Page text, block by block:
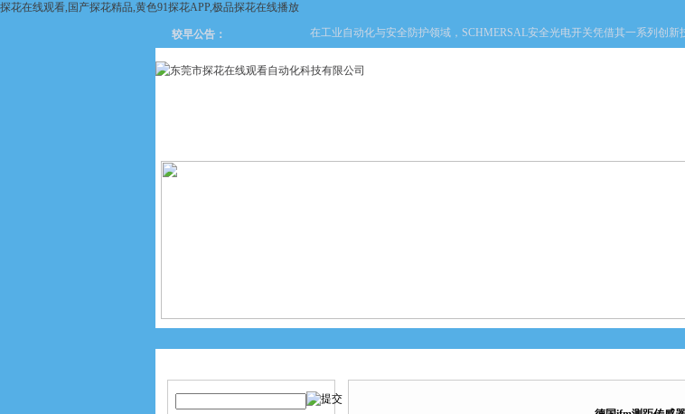
探花在线观看,国产探花精品,黄色91探花APP,极品探花在线播放
较早公告： 在工业自动化与安全防护领域，SCHMERSAL安全光电开关凭借其一系列创新技术